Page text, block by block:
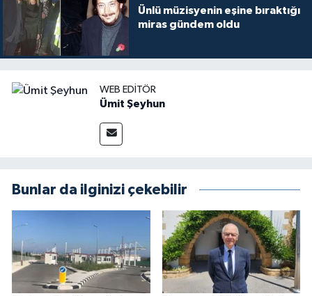
Ünlü müzisyenin eşine bıraktığı
miras gündem oldu
WEB EDITÖR
Ümit Şeyhun
Bunlar da ilginizi çekebilir